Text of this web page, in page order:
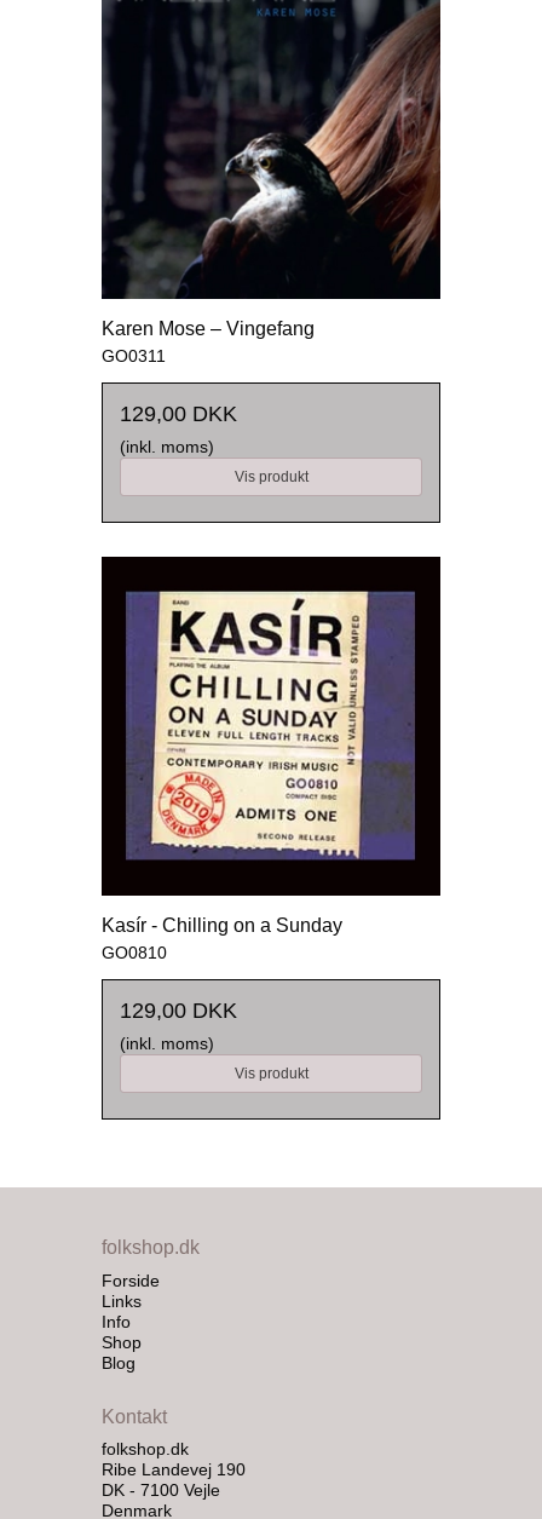
Karen Mose – Vingefang
GO0311
129,00 DKK
(inkl. moms)
Vis produkt
Kasír - Chilling on a Sunday
GO0810
129,00 DKK
(inkl. moms)
Vis produkt
folkshop.dk
Forside
Links
Info
Shop
Blog
Kontakt
folkshop.dk
Ribe Landevej 190
DK - 7100 Vejle
Denmark